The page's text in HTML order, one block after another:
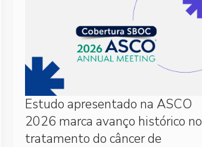
Estudo apresentado na ASCO
2026 marca avanço histórico no
tratamento do câncer de